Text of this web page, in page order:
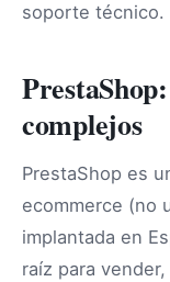
soporte técnico.
complejos
PrestaShop es
ecommerce (no
implantada en
raíz para